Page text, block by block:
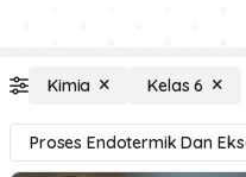
Kimia Kelas 6
Proses Endotermik Dan